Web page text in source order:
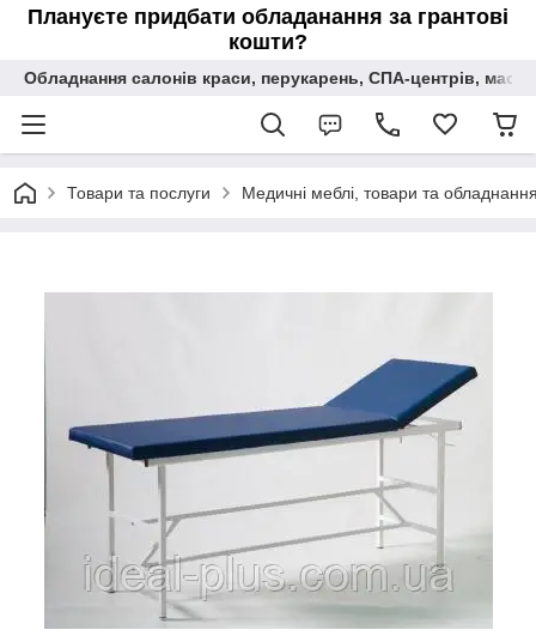
Плануєте придбати обладанання за грантові
кошти?
Обладнання салонів краси, перукарень, СПА-центрів,
Товари та послуги Медичні меблі, товари та обладнання